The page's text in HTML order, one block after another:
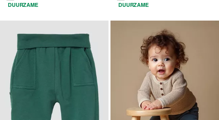
DUURZAME DUURZAME